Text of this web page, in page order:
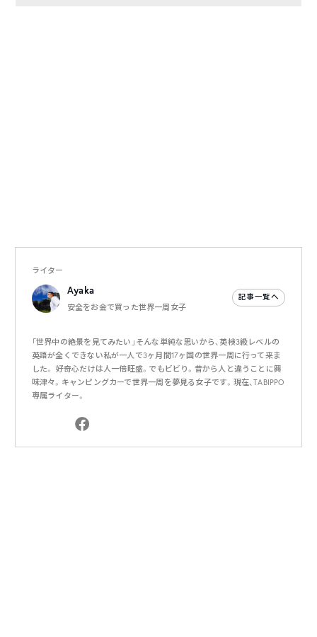
ライター
Ayaka
安全をお金で買った世界一周女子
記事一覧へ
「世界中の絶景を見てみたい」そんな単純な思いから、英検3級レベルの
英語が全くできない私が一人で3ヶ月間17ヶ国の世界一周に行って来ま
した。 好奇心だけは人一倍旺盛。でもビビり。昔から人と違うことに興
味津々。キャンピングカーで世界一周を夢見る女子です。現在、TABIPPO
専属ライター。